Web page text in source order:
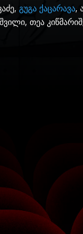
გუგა ქაცარავა,
თეა